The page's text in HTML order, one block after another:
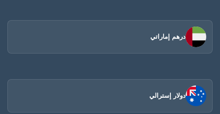
درهم إماراتي
دولار إسترالي